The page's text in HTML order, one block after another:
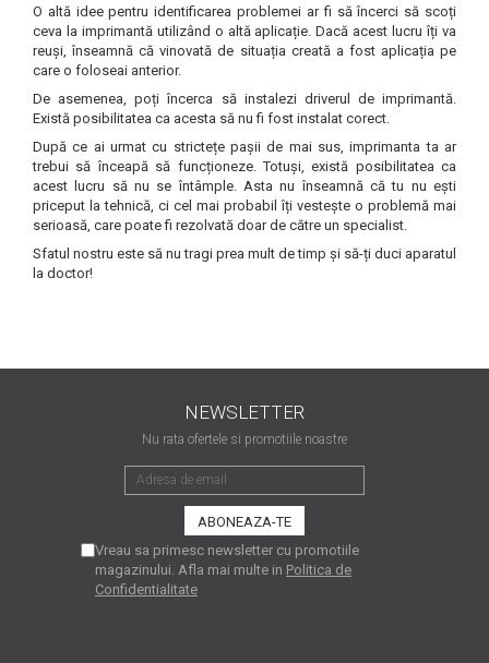
Tehnica de birou și
efectele pe care le are
asupra sănătății. Cum
reduci riscurile?
PC-ul, laptopul,
imprimantele – ce să faci
ca să le prelungești viața?
5 Trenduri principale în
industria imprimării
Tot ce trebuie să cunoști
despre controversa privind
imprimarea armelor de foc
Karst Stone Paper – hârtie
imprimantele inkjet și laser.
TOP 5 cele mai rentabile
imprimante moderne
Cum să-ți îmbunătățești
memoria? 7 Tehnici
mnemonice eficiente
bazate pe descoperiri
științifice
Viitorul cărților – e-bookuri
și cărți fizice – ce ne
promit tehnologiile
O altă idee pentru identificarea problemei ar fi să încerci să scoți
ceva la imprimantă utilizând o altă aplicație. Dacă acest lucru îți va
reuși, înseamnă că vinovată de situația creată a fost aplicația pe
care o foloseai anterior.
De asemenea, poți încerca să instalezi driverul de imprimantă.
Există posibilitatea ca acesta să nu fi fost instalat corect.
După ce ai urmat cu strictețe pașii de mai sus, imprimanta ta ar
trebui să înceapă să funcționeze. Totuși, există posibilitatea ca
acest lucru să nu se întâmple. Asta nu înseamnă că tu nu ești
priceput la tehnică, ci cel mai probabil îți vestește o problemă mai
serioasă, care poate fi rezolvată doar de către un specialist.
Sfatul nostru este să nu tragi prea mult de timp și să-ți duci aparatul
la doctor!
NEWSLETTER
Nu rata ofertele si promotiile noastre
Vreau sa primesc newsletter cu promotiile
magazinului. Afla mai multe in Politica de
Confidentialitate